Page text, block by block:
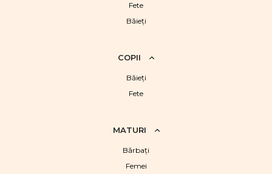
Fete
Băieţi
COPII
Băieţi
Fete
MATURI
Bărbaţi
Femei